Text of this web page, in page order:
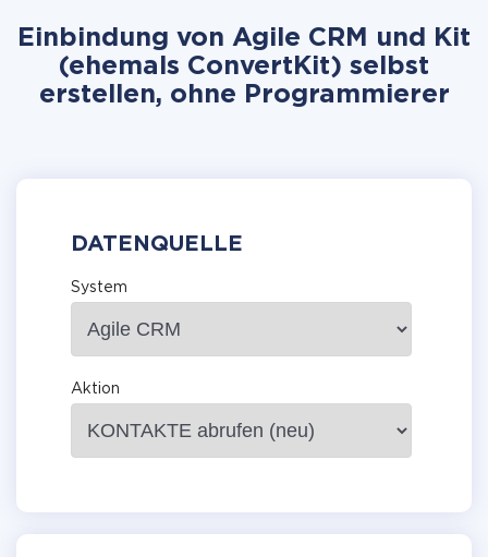
Einbindung von Agile CRM und Kit
(ehemals ConvertKit) selbst
erstellen, ohne Programmierer
DATENQUELLE
System
Aktion